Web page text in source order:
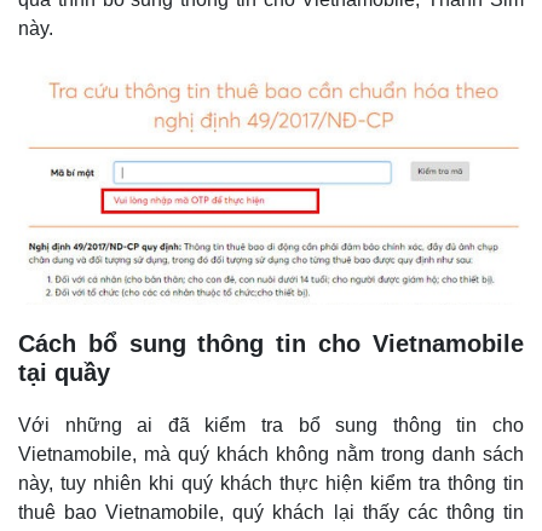
này.
Cách bổ sung thông tin cho Vietnamobile
tại quầy
Với những ai đã kiểm tra bổ sung thông tin cho
Vietnamobile, mà quý khách không nằm trong danh sách
này, tuy nhiên khi quý khách thực hiện kiểm tra thông tin
thuê bao Vietnamobile, quý khách lại thấy các thông tin